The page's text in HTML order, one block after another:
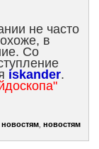
не часто
в
Со
iskander.
, новостям